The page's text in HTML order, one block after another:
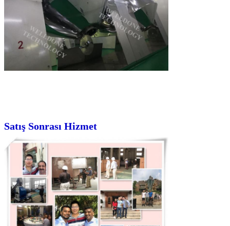
Satış Sonrası Hizmet